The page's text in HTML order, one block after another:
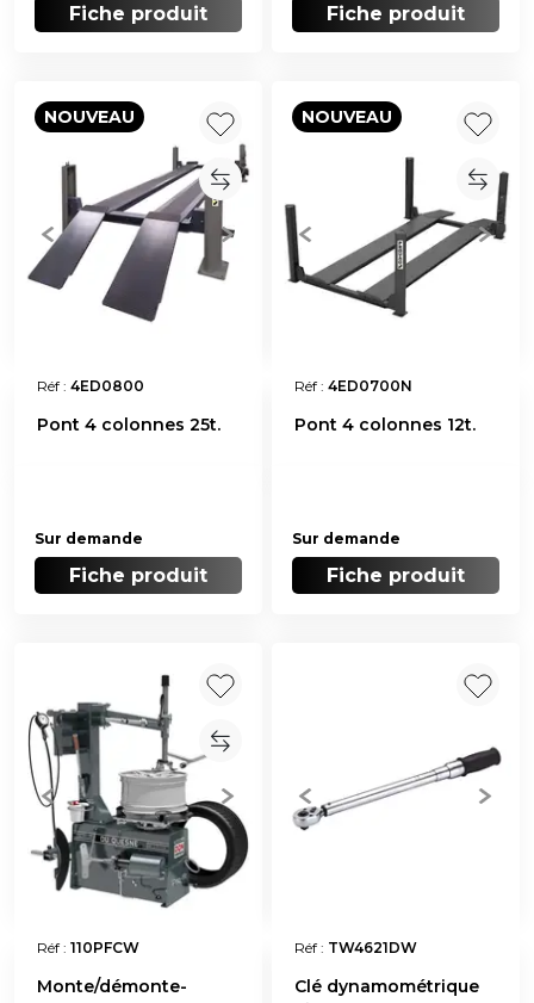
Fiche produit Fiche produit
NOUVEAU
Réf : 4ED0800
Pont 4 colonnes 25t.
Sur demande
Fiche produit
NOUVEAU
Réf : 4ED0700N
Pont 4 colonnes 12t.
Sur demande
Fiche produit
Réf : 110PFCW
Monte/démonte-
Réf : TW4621DW
Clé dynamométrique